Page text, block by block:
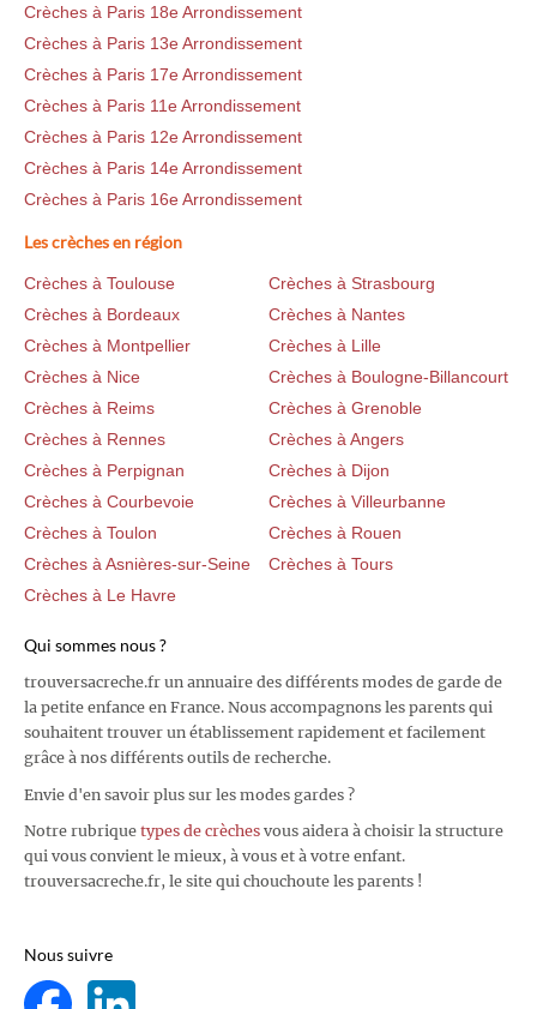
Crèches à Paris 18e Arrondissement
Crèches à Paris 13e Arrondissement
Crèches à Paris 17e Arrondissement
Crèches à Paris 11e Arrondissement
Crèches à Paris 12e Arrondissement
Crèches à Paris 14e Arrondissement
Crèches à Paris 16e Arrondissement
Les crèches en région
Crèches à Toulouse
Crèches à Strasbourg
Crèches à Bordeaux
Crèches à Nantes
Crèches à Montpellier
Crèches à Lille
Crèches à Nice
Crèches à Boulogne-Billancourt
Crèches à Reims
Crèches à Grenoble
Crèches à Rennes
Crèches à Angers
Crèches à Perpignan
Crèches à Dijon
Crèches à Courbevoie
Crèches à Villeurbanne
Crèches à Toulon
Crèches à Rouen
Crèches à Asnières-sur-Seine
Crèches à Tours
Crèches à Le Havre
Qui sommes nous ?
trouversacreche.fr un annuaire des différents modes de garde de
la petite enfance en France. Nous accompagnons les parents qui
souhaitent trouver un établissement rapidement et facilement
grâce à nos différents outils de recherche.
Envie d'en savoir plus sur les modes gardes ?
Notre rubrique types de crèches vous aidera à choisir la structure
qui vous convient le mieux, à vous et à votre enfant.
trouversacreche.fr, le site qui chouchoute les parents !
Nous suivre